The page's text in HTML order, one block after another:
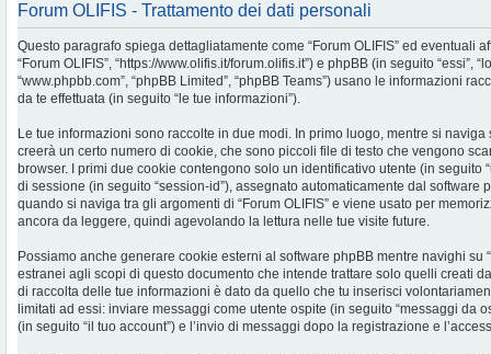
Forum OLIFIS - Trattamento dei dati personali
Questo paragrafo spiega dettagliatamente come “Forum OLIFIS” ed eventuali
“Forum OLIFIS”, “https://www.olifis.it/forum.olifis.it”) e phpBB (in seguito “essi”,
“www.phpbb.com”, “phpBB Limited”, “phpBB Teams”) usano le informazioni
da te effettuata (in seguito “le tue informazioni”).
Le tue informazioni sono raccolte in due modi. In primo luogo, mentre si naviga
creerà un certo numero di cookie, che sono piccoli file di testo che vengono
browser. I primi due cookie contengono solo un identificativo utente (in seguito
di sessione (in seguito “session-id”), assegnato automaticamente dal software
quando si naviga tra gli argomenti di “Forum OLIFIS” e viene usato per
ancora da leggere, quindi agevolando la lettura nelle tue visite future.
Possiamo anche generare cookie esterni al software phpBB mentre navighi su
estranei agli scopi di questo documento che intende trattare solo quelli creati
di raccolta delle tue informazioni è dato da quello che tu inserisci
limitati ad essi: inviare messaggi come utente ospite (in seguito “messaggi da
(in seguito “il tuo account”) e l’invio di messaggi dopo la registrazione e